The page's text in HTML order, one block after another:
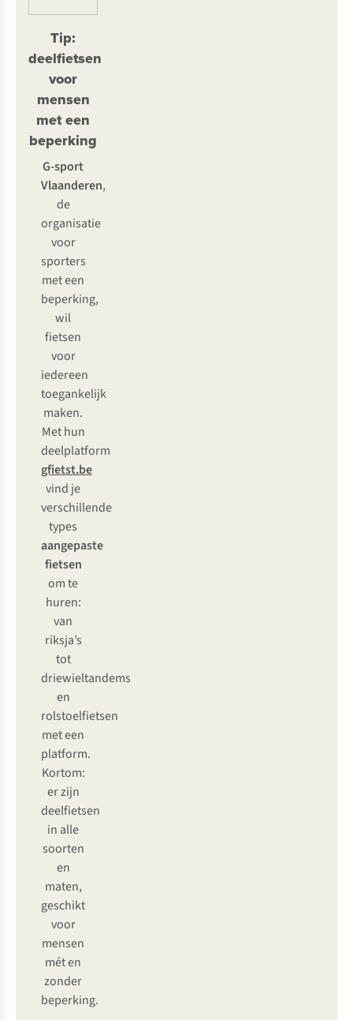
Tip:
deelfietsen
voor
mensen
met een
beperking
G-sport
Vlaanderen,
de
organisatie
voor
sporters
met een
beperking,
wil
fietsen
voor
iedereen
toegankelijk
maken.
Met hun
deelplatform
gfietst.be
vind je
verschillende
types
aangepaste
fietsen
om te
huren:
van
riksja’s
tot
driewieltandems
en
rolstoelfietsen
met een
platform.
Kortom:
er zijn
deelfietsen
in alle
soorten
en
maten,
geschikt
voor
mensen
mét en
zonder
beperking.